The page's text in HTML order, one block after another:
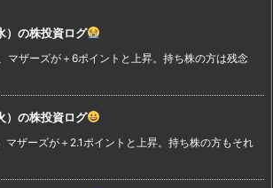
）の株投資ログ
マザーズが＋6ポイントと上昇。持ち株の方は残念
）の株投資ログ
マザーズが＋2.1ポイントと上昇。持ち株の方もそれ